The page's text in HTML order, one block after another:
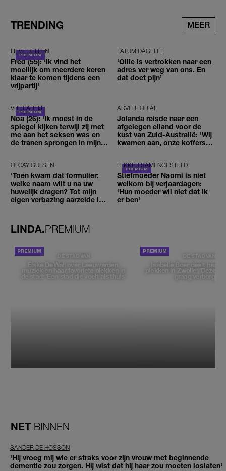
TRENDING MEER
LIEVE HELEEN
Fred (55): 'Ik vind het
moeilijk om meerdere keren
klaar te komen tijdens een
vrijpartij'
TATUM DAGELET
'Ollie is vertrokken naar een
adres ver weg van ons. En
dat doet pijn’
VRIJPARTIJ
Noa (26): 'Ik moest in de
spiegel kijken terwijl zij met
me aan het seksen was en
de tranen sprongen in mijn
ADVERTORIAL
Jolanda reisde naar een
afgelegen eiland voor de
kust van Zuid-Australië: 'Wij
kwamen aan, onze koffers
OLCAY GULSEN
'Toen kwam dat formulier:
welke naam wilt u na uw
huwelijk dragen? Tot mijn
eigen verbazing aarzelde ik
LEKKER SAMENGESTELD
Stiefmoeder Naomi is niet
welkom bij verjaardagen:
'Hun moeder wil niet dat ik
er ben'
LINDA.PREMIUM
DE STAD VAN
Elske DeWall over Leeuwarden,
muziek en haar favoriete plekken in
de stad: 'Een stad die voelt als thuis'
DE STAD VAN
Isabelle Boer deelt haar
plekken in Zwolle: 'Deze
graag verborgen'
NET BINNEN
SANDER DE HOSSON
'Hij vroeg mij wie er straks voor zijn vrouw met beginnende
dementie zou zorgen. Hij wist dat hij haar zou moeten loslaten'